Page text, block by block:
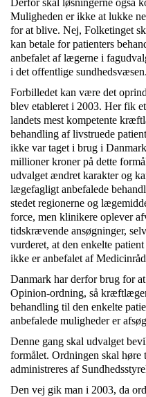
Derfor skal løsningerne også
Muligheden er ikke at lukke
for at blive. Nej, Folketinget
kan betale for patienters
anbefalet af lægerne i
i det offentlige sundhedsvæsen.
Forbilledet kan være det
blev etableret i 2003. Her fik
landets mest kompetente
behandling af livstruede
ikke var taget i brug i
millioner kroner på dette
udvalget ændret karakter og
lægefagligt anbefalede
stedet regionerne og
force, men klinikere oplever
tidskrævende ansøgninger,
vurderet, at den enkelte
ikke er anbefalet af
Danmark har derfor brug for
Opinion-ordning, så
behandling til den enkelte
anbefalede muligheder er
Denne gang skal udvalget
formålet. Ordningen skal høre
administreres af
Den vej gik man i 2003, da